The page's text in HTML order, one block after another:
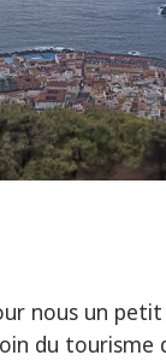
nous un
du tourisme